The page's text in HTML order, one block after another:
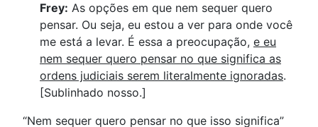
Frey: As opções em que nem sequer quero
pensar. Ou seja, eu estou a ver para onde você
me está a levar. É essa a preocupação, e eu
nem sequer quero pensar no que significa as
ordens judiciais serem literalmente ignoradas.
[Sublinhado nosso.]
“Nem sequer quero pensar no que isso significa”